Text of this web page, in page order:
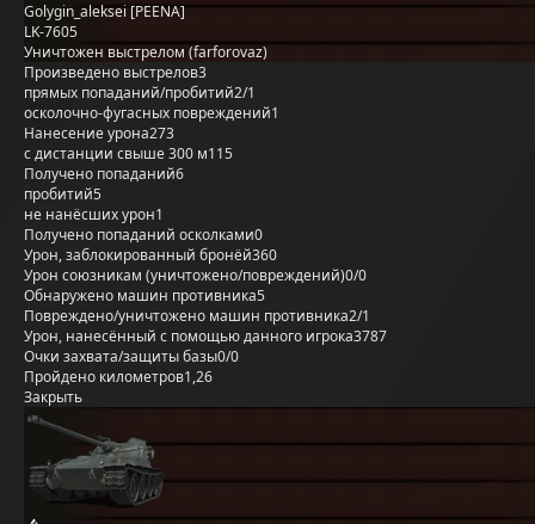
Golygin_aleksei [PEENA]
LK-7605
Уничтожен выстрелом (farforovaz)
Произведено выстрелов3
прямых попаданий/пробитий2/1
осколочно-фугасных повреждений1
Нанесение урона273
с дистанции свыше 300 м115
Получено попаданий6
пробитий5
не нанёсших урон1
Получено попаданий осколками0
Урон, заблокированный бронёй360
Урон союзникам (уничтожено/повреждений)0/0
Обнаружено машин противника5
Повреждено/уничтожено машин противника2/1
Урон, нанесённый с помощью данного игрока3787
Очки захвата/защиты базы0/0
Пройдено километров1,26
Закрыть